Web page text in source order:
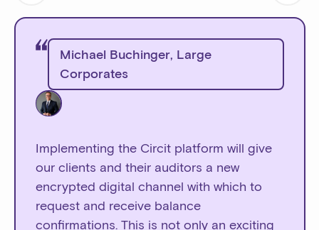
Michael Buchinger, Large
Corporates
Implementing the Circit platform will give
our clients and their auditors a new
encrypted digital channel with which to
request and receive balance
confirmations. This is not only an exciting